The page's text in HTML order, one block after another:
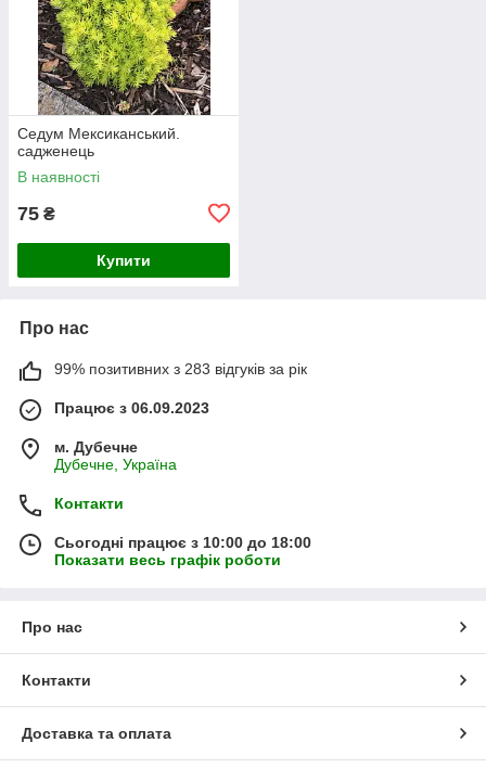
Седум Мексиканський.
садженець
В наявності
75 ₴
Купити
Про нас
99% позитивних з 283 відгуків за рік
Працює з 06.09.2023
м. Дубечне
Дубечне, Україна
Контакти
Сьогодні працює з 10:00 до 18:00
Показати весь графік роботи
Про нас
Контакти
Доставка та оплата